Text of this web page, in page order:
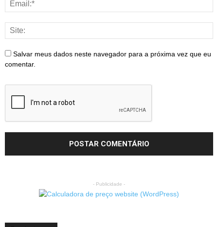
Salvar meus dados neste navegador para a próxima vez que eu
comentar.
- Publicidade -